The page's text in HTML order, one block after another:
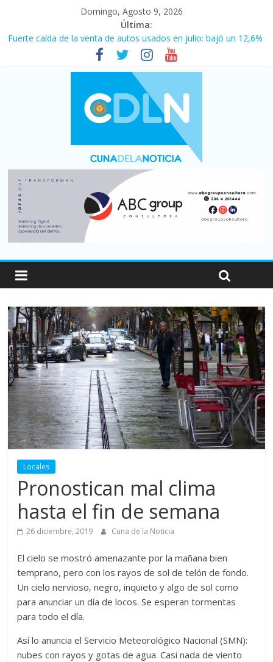
Domingo, Agosto 9, 2026
Última:
Fuerte caída de la venta de autos usados en julio: bajó un 12,6%
El agro argentino logró un récord histórico de exportaciones en
La morosidad alcanzó su nivel más alto en dos décadas y ya
afecta a 400 mil deudores en Santa Fe
Desde que asumió Milei cerraron 41.000 kioscos: el sector
Vacaciones de invierno con más movimiento y consumo
turístico: 4,6 millones de personas viajaron por el país, un 5,9%
más que en 2025
Locales
Pronostican mal clima
hasta el fin de semana
26 diciembre, 2019 Cuna de la Noticia
El cielo se mostró amenazante por la mañana bien
temprano, pero con los rayos de sol de telón de fondo.
Un cielo nervioso, negro, inquieto y algo de sol como
para anunciar un día de locos. Se esperan tormentas
para todo el día.
Así lo anuncia el Servicio Meteorológico Nacional (SMN):
nubes con rayos y gotas de agua. Casi nada de viento